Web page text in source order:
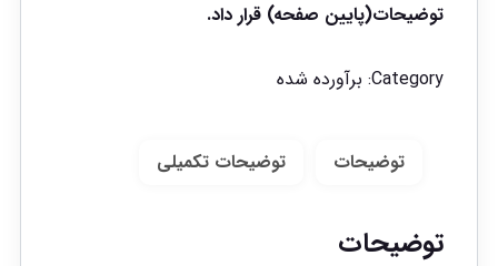
توضیحات(پایین صفحه) قرار داد.
Category: برآورده شده
توضیحات توضیحات تکمیلی
توضیحات